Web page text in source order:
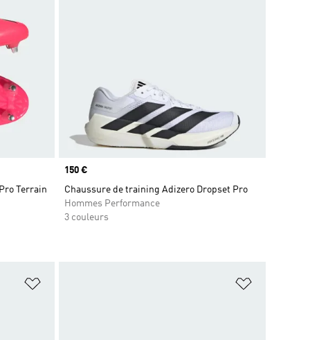
Terrain
Prix
150 €
Chaussure de training Adizero Dropset Pro
Hommes Performance
3 couleurs